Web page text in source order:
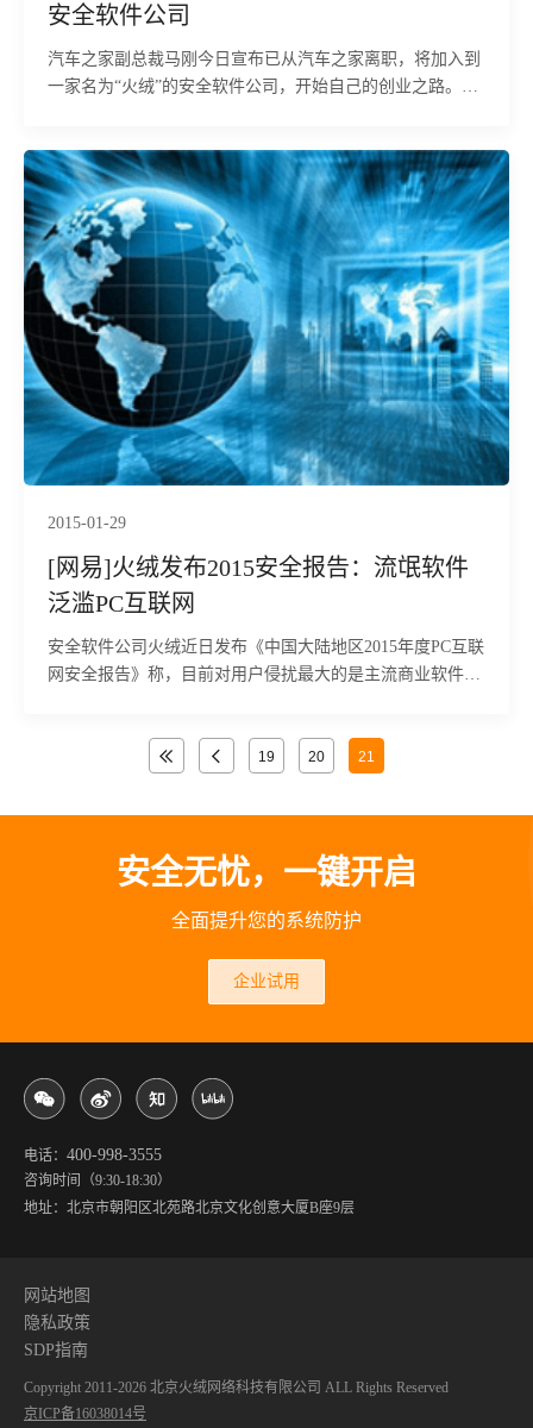
安全软件公司
汽车之家副总裁马刚今日宣布已从汽车之家离职，将加入到
一家名为“火绒”的安全软件公司，开始自己的创业之路。马
2015-01-29
[网易]火绒发布2015安全报告：流氓软件
泛滥PC互联网
安全软件公司火绒近日发布《中国大陆地区2015年度PC互联
网安全报告》称，目前对用户侵扰最大的是主流商业软件的
19 20 21
安全无忧，一键开启
全面提升您的系统防护
企业试用
电话： 400-998-3555
咨询时间（9:30-18:30）
地址：北京市朝阳区北苑路北京文化创意大厦B座9层
Copyright 2011-2026 北京火绒网络科技有限公司 ALL Rights Reserved
京ICP备16038014号
网站地图
隐私政策
SDP指南